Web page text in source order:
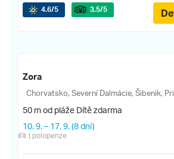
4.6/5 3.5/5
Zora
Chorvatsko, Severní Dalmácie, Šibenik,
50 m od pláže Dítě zdarma
10. 9.– 17. 9.(8 dní)
| polopenze